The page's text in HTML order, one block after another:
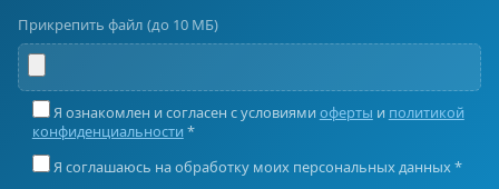
Прикрепить файл (до 10 МБ)
Я ознакомлен и согласен с условиями оферты и политикой
конфиденциальности *
Я соглашаюсь на обработку моих персональных данных *